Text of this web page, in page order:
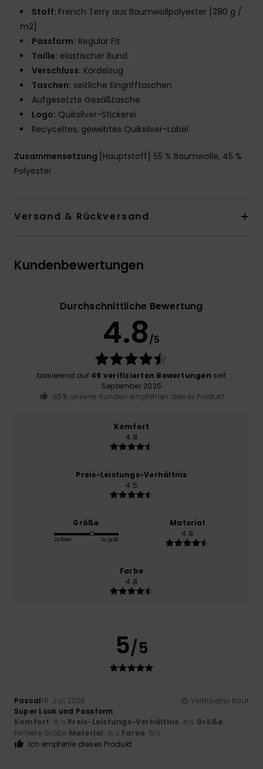
Stoff: French Terry aus Baumwollpolyester [280 g /
m2]
Passform: Regular Fit
Taille: elastischer Bund
Verschluss: Kordelzug
Taschen: seitliche Eingrifftaschen
Aufgesetzte Gesäßtasche
Logo: Quiksilver-Stickerei
Recyceltes, gewebtes Quiksilver-Label
Zusammensetzung [Hauptstoff] 55 % Baumwolle, 45 %
Polyester
Versand & Rückversand
Kundenbewertungen
Durchschnittliche Bewertung
4.8/5
basierend auf 49 verifizierten Bewertungen seit
September 2025
65% unserer Kunden empfehlen dieses Produkt
Komfort
4.8
Preis-Leistungs-Verhältnis
4.5
Größe
Zu klein Zu groß
Material
4.8
Farbe
4.8
5/5
Pascal16. Juli 2026
Verifizierter Kauf
Super Look und Passform
Komfort: 4/5 Preis-Leistungs-Verhältnis: 4/5 Größe:
Perfekte Größe Material: 4/5 Farbe: 5/5
Ich empfehle dieses Produkt